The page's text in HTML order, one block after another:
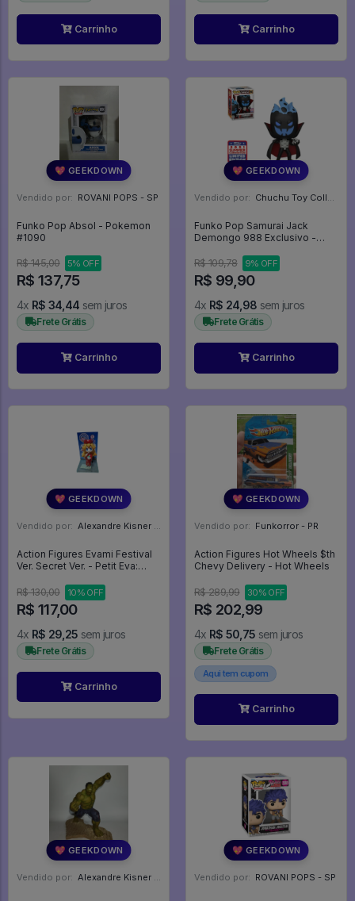
Carrinho Carrinho
💖 GEEKDOWN
Vendido por: ROVANI POPS - SP
Funko Pop Absol - Pokemon
#1090
R$ 145,00 5% OFF
R$ 137,75
4x R$ 34,44 sem juros
Frete Grátis
Carrinho
💖 GEEKDOWN
Vendido por: Chuchu Toy Collection - SP
Funko Pop Samurai Jack
Demongo 988 Exclusivo -
R$ 109,78
9% OFF
R$ 99,90
4x R$ 24,98 sem juros
Frete Grátis
Carrinho
💖 GEEKDOWN
Vendido por: Alexandre Kisner - PR
Action Figures Evami Festival
Ver. Secret Ver. - Petit Eva:
R$ 130,00
10% OFF
R$ 117,00
4x R$ 29,25 sem juros
Frete Grátis
Carrinho
💖 GEEKDOWN
Vendido por: Funkorror - PR
Action Figures Hot Wheels $th
Chevy Delivery - Hot Wheels
R$ 289,99 30% OFF
R$ 202,99
4x R$ 50,75 sem juros
Frete Grátis
Aqui tem cupom
Carrinho
💖 GEEKDOWN
Vendido por: Alexandre Kisner - PR
💖 GEEKDOWN
Vendido por: ROVANI POPS - SP